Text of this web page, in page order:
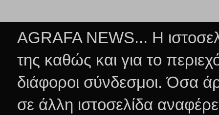
AGRAFA NEWS... Η
της καθώς και για το
διάφοροι σύνδεσμοι.Όσα
σε άλλη ιστοσελίδα